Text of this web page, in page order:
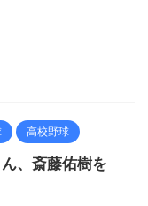
高校野球
、斎藤佑樹を